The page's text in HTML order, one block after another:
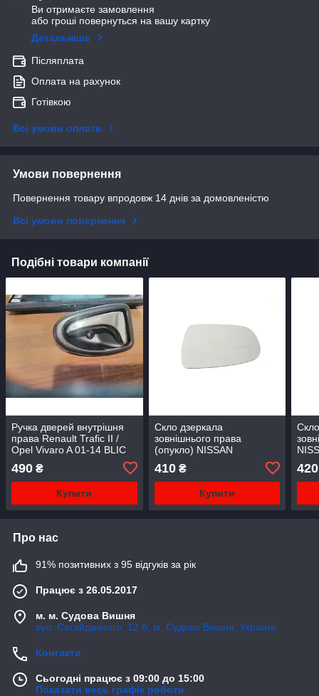
Ви отримаєте замовлення
або гроші повернуться на вашу картку
Детальніше
Післяплата
Оплата на рахунок
Готівкою
Всі умови оплати
Умови повернення
Повернення товару впродовж 14 днів за домовленістю
Всі умови повернення
Подібні товари компанії
Ручка дверей внутрішня
права Renault Trafic II /
Opel Vivaro A 01-14 BLIC
490 ₴
Купити
Скло дзеркала
зовнішнього права
(опукло) NISSAN
VIVARO; RENAULT
TRAFIC II 03.01-01.07
410₴
Купити
420
Про нас
91% позитивних з 95 відгуків за рік
Працює з 26.05.2017
м. м. Судова Вишня
вул. Сагайдачного, 12 б, м. Судова Вишня, Україна
Контакти
Сьогодні працює з 09:00 до 15:00
Показати весь графік роботи